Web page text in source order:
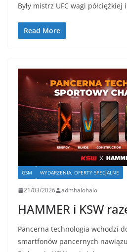
Były mistrz UFC wagi półciężkiej
Read More
GSM WYDARZENIA, OFERTY SPECJALNE
21/03/2026 admhalohalo
HAMMER i KSW
Pancerna technologia wchodzi
smartfonów pancernych